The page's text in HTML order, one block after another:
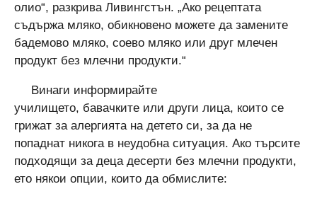
олио“, разкрива Ливингстън. „Ако рецептата
съдържа мляко, обикновено можете да замените
бадемово мляко, соево мляко или друг млечен
продукт без млечни продукти.“
Винаги информирайте
училището, бавачките или други лица, които се
грижат за алергията на детето си, за да не
попаднат никога в неудобна ситуация. Ако търсите
подходящи за деца десерти без млечни продукти,
ето някои опции, които да обмислите: